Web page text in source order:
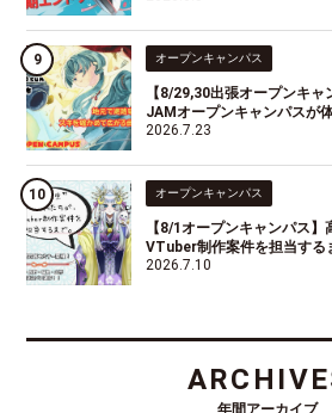
オープンキャンパス
【8/29,30出張オープンキ
JAMオープンキャンパスが
2026.7.23
オープンキャンパス
【8/1オープンキャンパス】
VTuber制作案件を担当する
2026.7.10
年間アーカイブ